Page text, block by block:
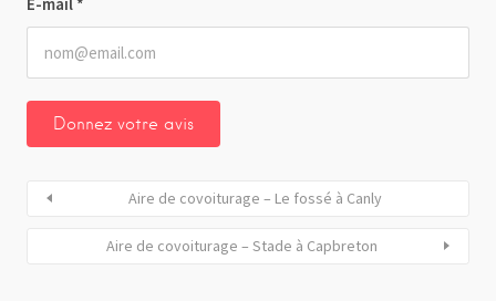
Aire de covoiturage – Le fossé à Canly
Aire de covoiturage – Stade à Capbreton